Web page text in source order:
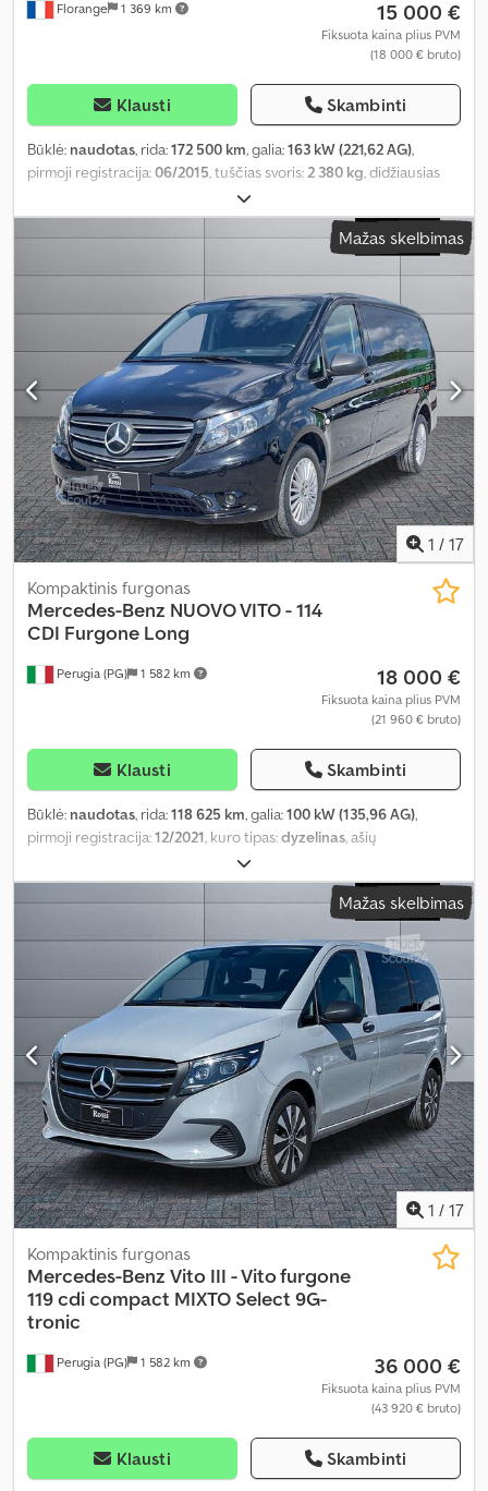
Florange 1 369 km 15 000 €
Fiksuota kaina plius PVM
(18 000 € bruto)
Klausti Skambinti
Būklė: naudotas, rida:172 500 km, galia:163 kW (221,62 AG),
pirmoji registracija:06/2015, tuščias svoris:2 380 kg, didžiausias
dyzelinas
mechaninis, sėdimų vietų skaičius:6, keliamoji galia:1 120 kg,
Įranga:borto kompiuteris, centrinis užraktas, Mažas skelbimas
1 / 17
Perugia (PG) 1 582 km
Kompaktinis furgonas
Mercedes-Benz NUOVO VITO - 114
CDI Furgone Long
18 000 €
Fiksuota kaina plius PVM
(21 960 € bruto)
Klausti Skambinti
Būklė: naudotas, rida:118 625 km, galia:100 kW (135,96 AG),
pirmoji registracija:12/2021, kuro tipas:dyzelinas, ašių
juodas, pavaros tipas:
emisijos klasė:Euro 6, pakaba:plienas, sėdimų vietų skaičius:3,
Įranga:oro kondicionavimas, vairo stiprintuvas ,Mažas skelbimas
1 / 17
Perugia (PG) 1 582 km
Kompaktinis furgonas
Mercedes-Benz Vito III - Vito furgone
119 cdi compact MIXTO Select 9G-
tronic
36 000 €
Fiksuota kaina plius PVM
(43 920 € bruto)
Klausti Skambinti